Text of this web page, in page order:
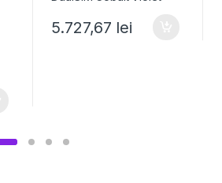
5.727,67 lei